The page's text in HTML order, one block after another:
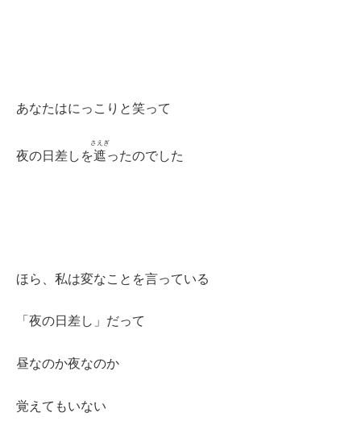
あなたはにっこりと笑って
夜の日差しを遮
さえぎ
ったのでした
ほら、私は変なことを言っている
「夜の日差し」だって
昼なのか夜なのか
覚えてもいない